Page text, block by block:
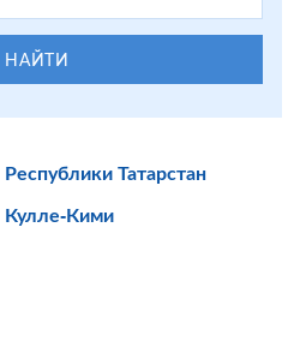
НАЙТИ
Республики Татарстан
Кулле-Кими